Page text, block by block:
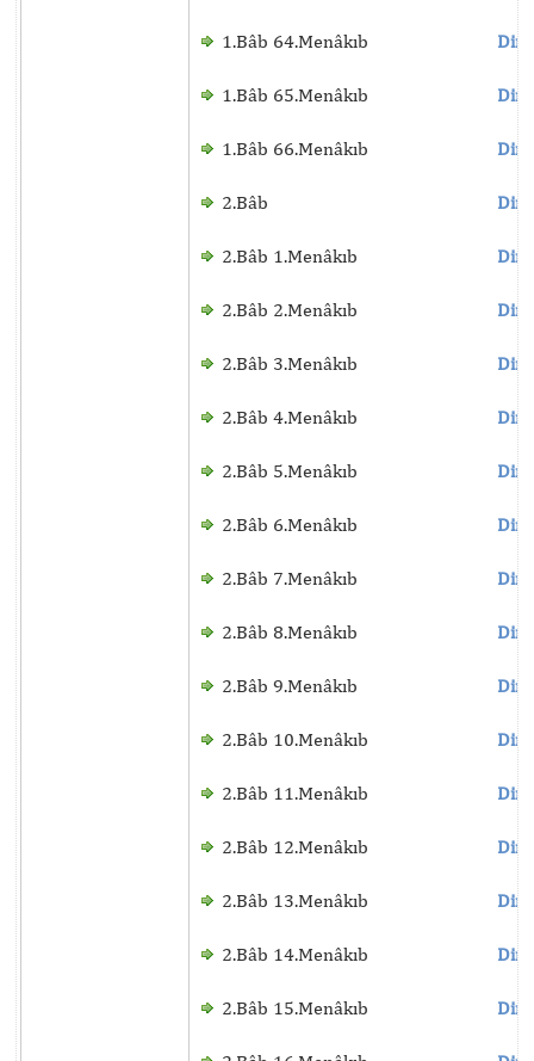
1.Bâb 64.Menâkıb
1.Bâb 65.Menâkıb
1.Bâb 66.Menâkıb
2.Bâb
2.Bâb 1.Menâkıb
2.Bâb 2.Menâkıb
2.Bâb 3.Menâkıb
2.Bâb 4.Menâkıb
2.Bâb 5.Menâkıb
2.Bâb 6.Menâkıb
2.Bâb 7.Menâkıb
2.Bâb 8.Menâkıb
2.Bâb 9.Menâkıb
2.Bâb 10.Menâkıb
2.Bâb 11.Menâkıb
2.Bâb 12.Menâkıb
2.Bâb 13.Menâkıb
2.Bâb 14.Menâkıb
2.Bâb 15.Menâkıb